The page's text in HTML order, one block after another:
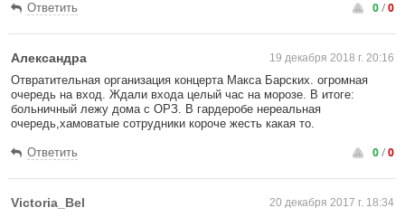
Ответить 0/0
Александра 19 декабря 2018 г. 20:16
Отвратительная организация концерта Макса Барских. огромная
очередь на вход. Ждали входа целый час на морозе. В итоге:
больничный лежу дома с ОРЗ. В гардеробе нереальная
очередь,хамоватые сотрудники короче жесть какая то.
Ответить 0/0
Victoria_Bel 20 декабря 2017 г. 18:34